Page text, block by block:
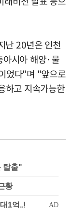
난 20년은 인천
아시아 해양·물
었다"며 "앞으로
하고 지속가능한
탈출"
황